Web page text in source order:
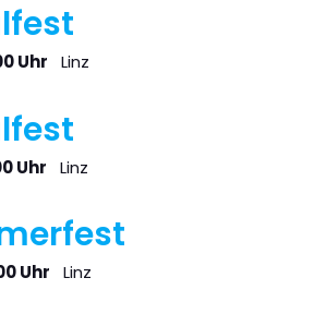
Uhr Linz
Uhr Linz
Uhr Linz